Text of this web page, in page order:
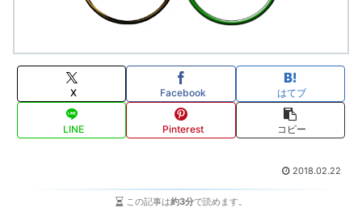
X Facebook はてブ
LINE Pinterest コピー
2018.02.22
この記事は約3分で読めます。